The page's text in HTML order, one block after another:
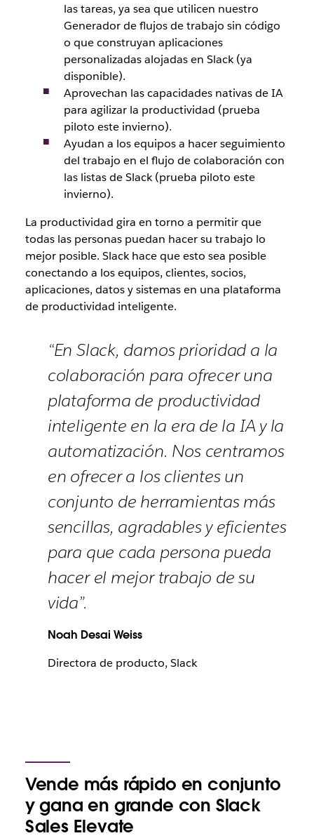
las tareas, ya sea que utilicen nuestro
Generador de flujos de trabajo sin código
o que construyan aplicaciones
personalizadas alojadas en Slack (ya
disponible).
Aprovechan las capacidades nativas de IA
para agilizar la productividad (prueba
piloto este invierno).
Ayudan a los equipos a hacer seguimiento
del trabajo en el flujo de colaboración con
las listas de Slack (prueba piloto este
invierno).
La productividad gira en torno a permitir que
todas las personas puedan hacer su trabajo lo
mejor posible. Slack hace que esto sea posible
conectando a los equipos, clientes, socios,
aplicaciones, datos y sistemas en una plataforma
de productividad inteligente.
“En Slack, damos prioridad a la
colaboración para ofrecer una
plataforma de productividad
inteligente en la era de la IA y la
automatización. Nos centramos
en ofrecer a los clientes un
conjunto de herramientas más
sencillas, agradables y eficientes
para que cada persona pueda
hacer el mejor trabajo de su
vida”.
Noah Desai Weiss
Directora de producto, Slack
Vende más rápido en conjunto
y gana en grande con Slack
Sales Elevate